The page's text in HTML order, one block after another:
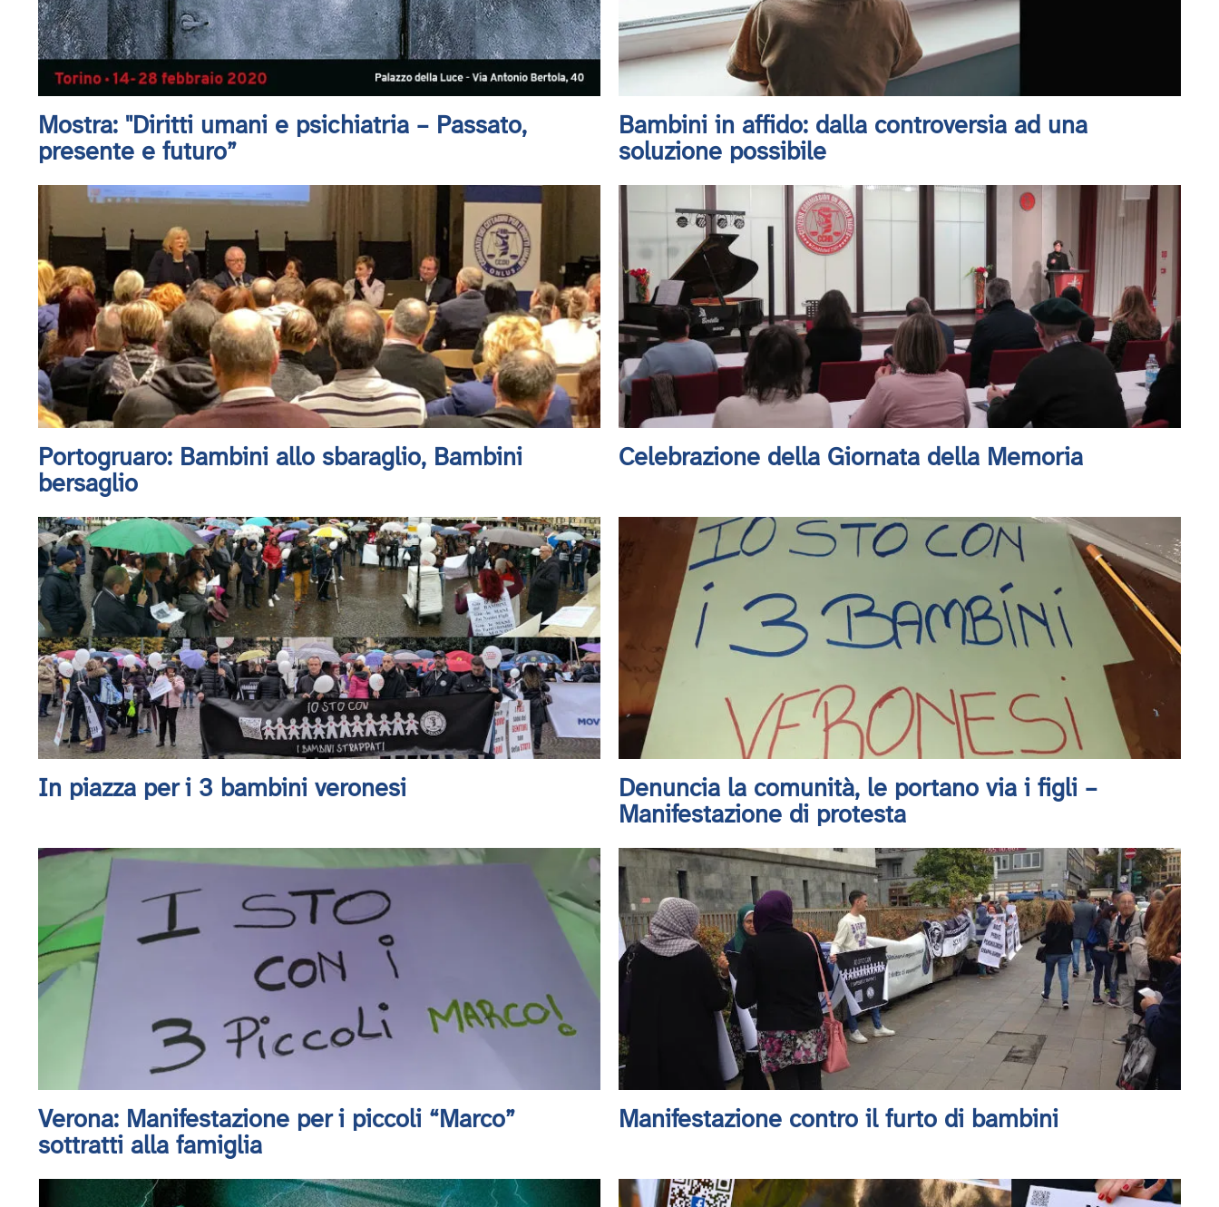
Mostra: "Diritti umani e psichiatria – Passato,
presente e futuro”
Bambini in affido: dalla controversia ad una
soluzione possibile
Portogruaro: Bambini allo sbaraglio, Bambini
bersaglio
Celebrazione della Giornata della Memoria
In piazza per i 3 bambini veronesi
Denuncia la comunità, le portano via i figli –
Manifestazione di protesta
Verona: Manifestazione per i piccoli “Marco”
sottratti alla famiglia
Manifestazione contro il furto di bambini